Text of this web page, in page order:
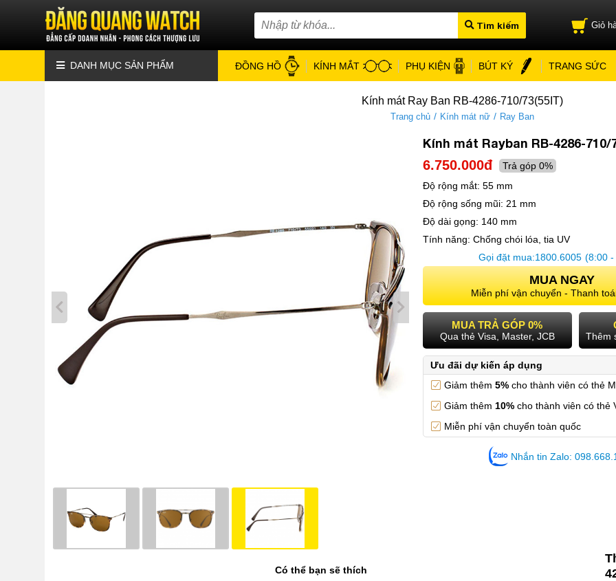
Tìm kiếm Giỏ
DANH MỤC SẢN PHẨM ĐỒNG HỒ KÍNH MẮT PHỤ KIỆN BÚT KÝ TRANG SỨC
Kính mát Ray Ban RB-4286-710/73(55IT)
Trang chủ / Kính mát nữ / Ray Ban
Kính mát Rayban RB-4286-710/
6.750.000đ
Trả góp 0%
Độ rộng mắt: 55 mm
Độ rộng sống mũi: 21 mm
Độ dài gọng: 140 mm
Tính năng: Chống chói lóa, tia UV
Gọi đặt mua:1800.6005 (8:00 -
MUA NGAY
Miễn phí vận chuyển - Thanh
MUA TRẢ GÓP 0%
Qua thẻ Visa, Master, JCB Thêm
Ưu đãi dự kiến áp dụng
Giảm thêm 5%cho thành viên có thẻ
Giảm thêm 10%cho thành viên có thẻ
Miễn phí vận chuyển toàn quốc
Nhắn tin Zalo:
Có thể bạn sẽ thích